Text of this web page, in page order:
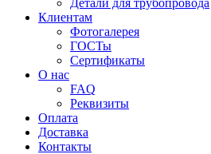
Детали для трубопровода
Клиентам
Фотогалерея
ГОСТы
Сертификаты
О нас
FAQ
Реквизиты
Оплата
Доставка
Контакты